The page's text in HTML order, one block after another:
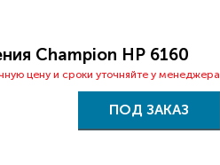
Champion HP 6160
цену и сроки уточняйте у менеджера
ПОД ЗАКАЗ